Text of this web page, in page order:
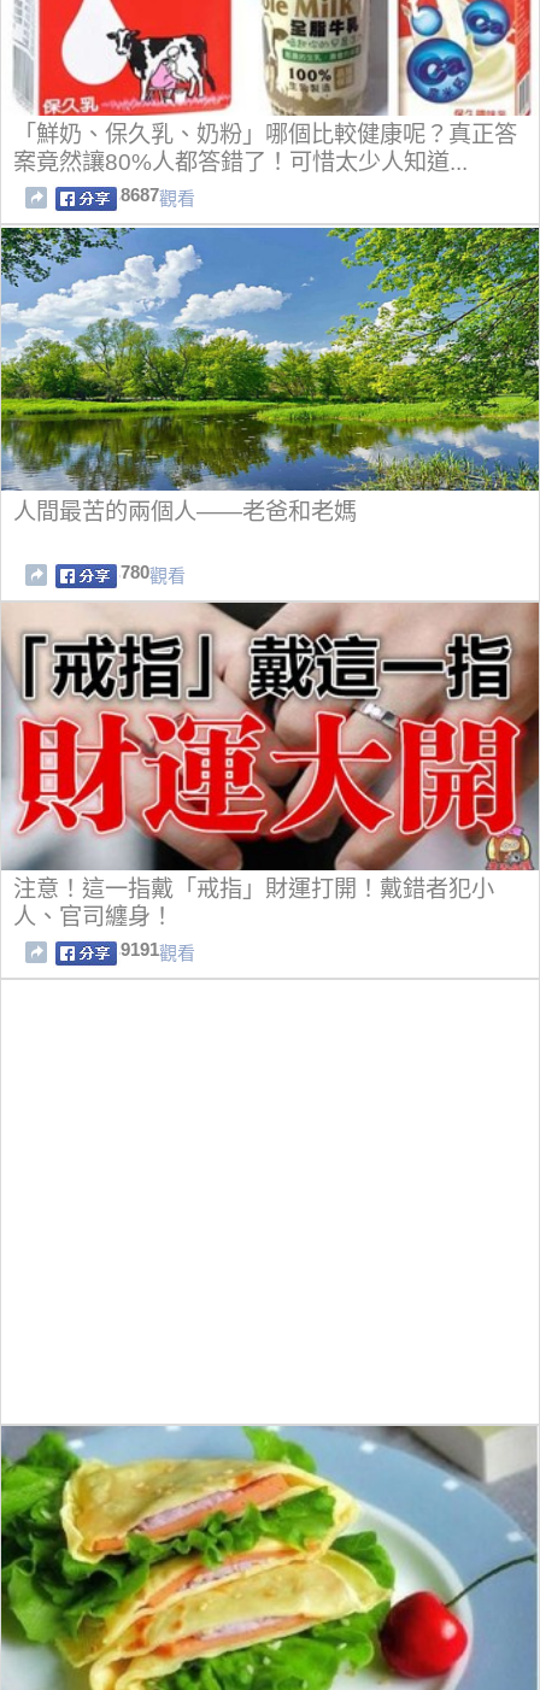
「鮮奶、保久乳、奶粉」哪個比較健康呢？真正答
案竟然讓80%人都答錯了！可惜太少人知道...
8687觀看
人間最苦的兩個人——老爸和老媽
780觀看
注意！這一指戴「戒指」財運打開！戴錯者犯小
人、官司纏身！
9191觀看